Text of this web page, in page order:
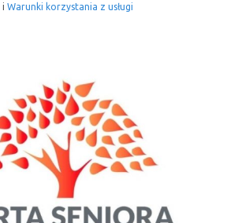
i Warunki korzystania z usługi